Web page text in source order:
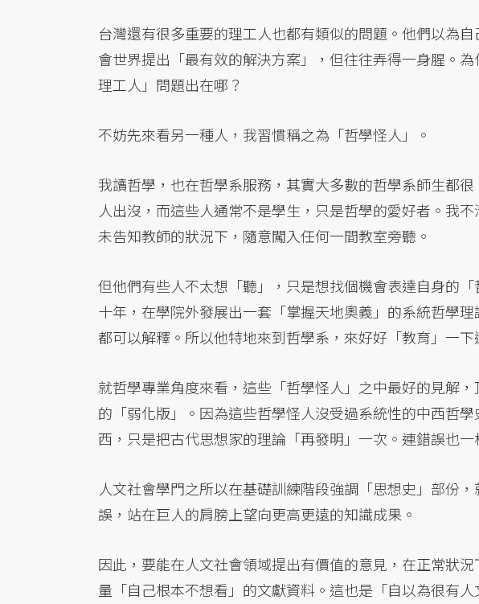
台灣還有很多重要的理工人也都有類似的問題。他們以為
會世界提出「最有效的解決方案」，但往往弄得一身腥。
理工人」問題出在哪？
不妨先來看另一種人，我習慣稱之為「哲學怪人」。
我讀哲學，也在哲學系服務，其實大多數的哲學系師生都
人出沒，而這些人通常不是學生，只是哲學的愛好者。我
未告知教師的狀況下，隨意闖入任何一間教室旁聽。
但他們有些人不太想「聽」，只是想找個機會表達自身的
十年，在學院外發展出一套「掌握天地奧義」的系統哲學
都可以解釋。所以他特地來到哲學系，來好好「教育」一下
就哲學專業角度來看，這些「哲學怪人」之中最好的見解
的「弱化版」。因為這些哲學怪人沒受過系統性的中西哲
西，只是把古代思想家的理論「再發明」一次。連錯誤也一
人文社會學門之所以在基礎訓練階段強調「思想史」部份
誤，站在巨人的肩膀上望向更高更遠的知識成果。
因此，要能在人文社會領域提出有價值的意見，在正常狀
量「自己根本不想看」的文獻資料。這也是「自以為很有